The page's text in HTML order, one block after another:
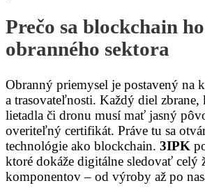
Prečo sa blockchain
obranného sektora
Obranný priemysel je postavený na
a trasovateľnosti. Každý diel zbrane,
lietadla či dronu musí mať jasný
overiteľný certifikát. Práve tu sa
technológie ako blockchain. 3IPK
ktoré dokáže digitálne sledovať celý
komponentov – od výroby až po